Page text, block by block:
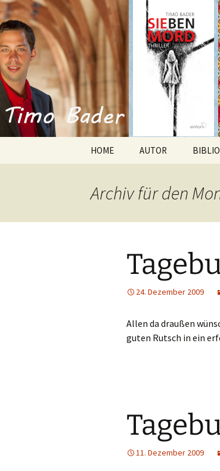
Timo
Willkommen im Reich
HOME AUTOR
Archiv für den
24. Dezember 2009
Allen da draußen
guten Rutsch in ein
11. Dezember 2009